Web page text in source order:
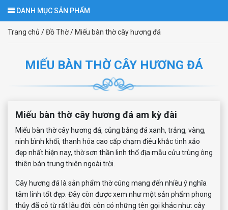
DANH MỤC SẢN PHẨM
Trang chủ /Đồ Thờ/ Miếu bàn thờ cây hương đá
MIẾU BÀN THỜ CÂY HƯƠNG ĐÁ
Miếu bàn thờ cây hương đá am kỳ đài
Miếu bàn thờ cây hương đá, củng bằng đá xanh, trắng, vàng,
ninh bình khối, thanh hóa cao cấp chạm điêu khắc tinh xảo
đẹp nhất hiện nay, thờ sơn thần linh thổ địa mẫu cửu trùng ông
thiên bán trung thiên ngoài trời.
Cây hương đá là sản phẩm thờ cúng mang đến nhiều ý nghĩa
tâm linh tốt đẹp. Đây còn được xem như một sản phẩm phong
thủy đã có từ rất lâu đời. còn có những tên gọi khác như: cây